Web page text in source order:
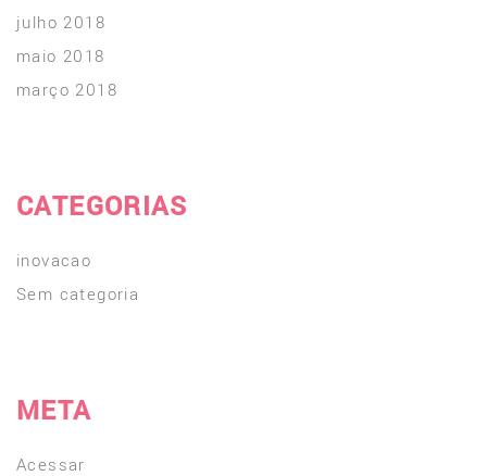
julho 2018
maio 2018
março 2018
CATEGORIAS
inovacao
Sem categoria
META
Acessar